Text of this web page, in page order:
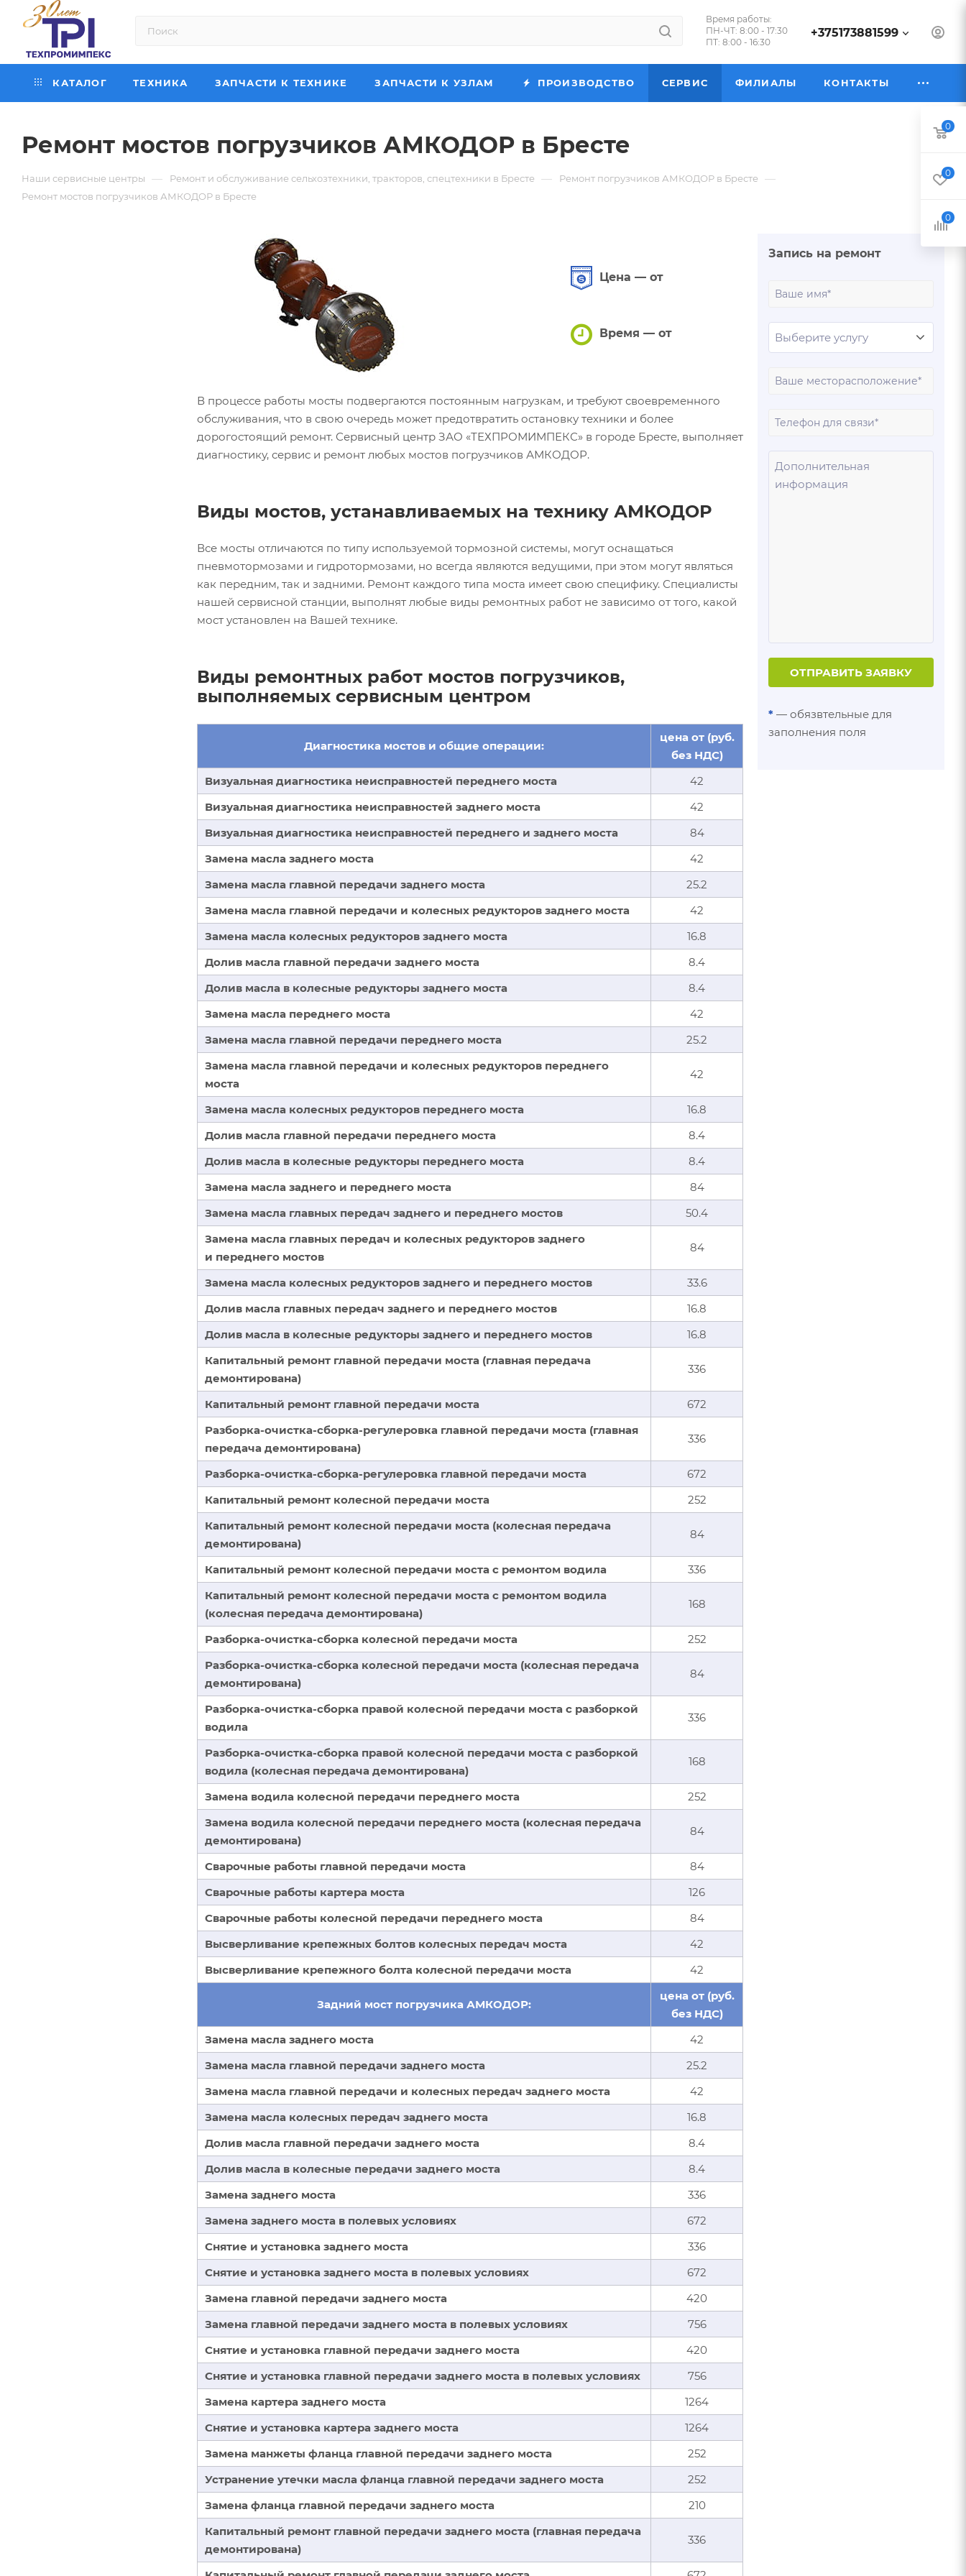
Время работы:
ПН-ЧТ: 8:00 - 17:30
ПТ: 8:00 - 16:30
+375173881599
КАТАЛОГ ТЕХНИКА ЗАПЧАСТИ К ТЕХНИКЕ ЗАПЧАСТИ К УЗЛАМ ПРОИЗВОДСТВО СЕРВИС ФИЛИАЛЫ КОНТАКТЫ
Ремонт мостов погрузчиков АМКОДОР в Бресте
Наши сервисные центры — Ремонт и обслуживание сельхозтехники, тракторов, спецтехники в Бресте — Ремонт погрузчиков АМКОДОР в Бресте —
Ремонт мостов погрузчиков АМКОДОР в Бресте
Цена — от
Время — от
В процессе работы мосты подвергаются постоянным нагрузкам, и требуют своевременного
обслуживания, что в свою очередь может предотвратить остановку техники и более
дорогостоящий ремонт. Сервисный центр ЗАО «ТЕХПРОМИМПЕКС» в городе Бресте, выполняет
диагностику, сервис и ремонт любых мостов погрузчиков АМКОДОР.
Виды мостов, устанавливаемых на технику АМКОДОР
Все мосты отличаются по типу используемой тормозной системы, могут оснащаться
пневмотормозами и гидротормозами, но всегда являются ведущими, при этом могут являться
как передним, так и задними. Ремонт каждого типа моста имеет свою специфику. Специалисты
нашей сервисной станции, выполнят любые виды ремонтных работ не зависимо от того, какой
мост установлен на Вашей технике.
Виды ремонтных работ мостов погрузчиков,
выполняемых сервисным центром
Диагностика мостов и общие операции:
цена от (руб.
без НДС)
Визуальная диагностика неисправностей переднего моста
42
Визуальная диагностика неисправностей заднего моста
42
Визуальная диагностика неисправностей переднего и заднего моста
84
Замена масла заднего моста
42
Замена масла главной передачи заднего моста
25.2
Замена масла главной передачи и колесных редукторов заднего моста
42
Замена масла колесных редукторов заднего моста
16.8
Долив масла главной передачи заднего моста
8.4
Долив масла в колесные редукторы заднего моста
8.4
Замена масла переднего моста
42
Замена масла главной передачи переднего моста
25.2
Замена масла главной передачи и колесных редукторов переднего
моста
42
Замена масла колесных редукторов переднего моста
16.8
Долив масла главной передачи переднего моста
8.4
Долив масла в колесные редукторы переднего моста
8.4
Замена масла заднего и переднего моста
84
Замена масла главных передач заднего и переднего мостов
50.4
Замена масла главных передач и колесных редукторов заднего
и переднего мостов
84
Замена масла колесных редукторов заднего и переднего мостов
33.6
Долив масла главных передач заднего и переднего мостов
16.8
Долив масла в колесные редукторы заднего и переднего мостов
16.8
Капитальный ремонт главной передачи моста (главная передача
демонтирована)
336
Капитальный ремонт главной передачи моста
672
Разборка-очистка-сборка-регулеровка главной передачи моста (главная
передача демонтирована)
336
Разборка-очистка-сборка-регулеровка главной передачи моста
672
Капитальный ремонт колесной передачи моста
252
Капитальный ремонт колесной передачи моста (колесная передача
демонтирована)
84
Капитальный ремонт колесной передачи моста с ремонтом водила
336
Капитальный ремонт колесной передачи моста с ремонтом водила
(колесная передача демонтирована)
168
Разборка-очистка-сборка колесной передачи моста
252
Разборка-очистка-сборка колесной передачи моста (колесная передача
демонтирована)
84
Разборка-очистка-сборка правой колесной передачи моста с разборкой
водила
336
Разборка-очистка-сборка правой колесной передачи моста с разборкой
водила (колесная передача демонтирована)
168
Замена водила колесной передачи переднего моста
252
Замена водила колесной передачи переднего моста (колесная передача
демонтирована)
84
Сварочные работы главной передачи моста
84
Сварочные работы картера моста
126
Сварочные работы колесной передачи переднего моста
84
Высверливание крепежных болтов колесных передач моста
42
Высверливание крепежного болта колесной передачи моста
42
Задний мост погрузчика АМКОДОР:
цена от (руб.
без НДС)
Замена масла заднего моста
42
Замена масла главной передачи заднего моста
25.2
Замена масла главной передачи и колесных передач заднего моста
42
Замена масла колесных передач заднего моста
16.8
Долив масла главной передачи заднего моста
8.4
Долив масла в колесные передачи заднего моста
8.4
Замена заднего моста
336
Замена заднего моста в полевых условиях
672
Снятие и установка заднего моста
336
Снятие и установка заднего моста в полевых условиях
672
Замена главной передачи заднего моста
420
Замена главной передачи заднего моста в полевых условиях
756
Снятие и установка главной передачи заднего моста
420
Снятие и установка главной передачи заднего моста в полевых условиях
756
Замена картера заднего моста
1264
Снятие и установка картера заднего моста
1264
Замена манжеты фланца главной передачи заднего моста
252
Устранение утечки масла фланца главной передачи заднего моста
252
Замена фланца главной передачи заднего моста
210
Капитальный ремонт главной передачи заднего моста (главная передача
демонтирована)
336
Запись на ремонт
ОТПРАВИТЬ ЗАЯВКУ
* — обязвтельные для
заполнения поля
0
0
0